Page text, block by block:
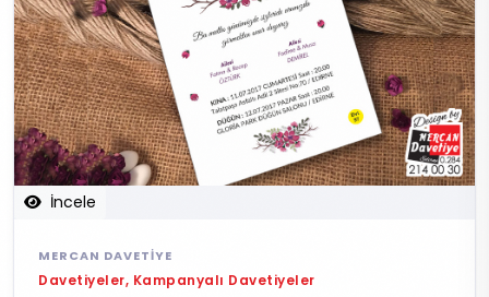
İncele
MERCAN DAVETIYE
Davetiyeler, Kampanyalı Davetiyeler